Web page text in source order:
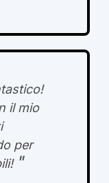
il mio
per
"